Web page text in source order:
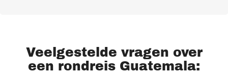
Veelgestelde vragen over
een rondreis Guatemala: